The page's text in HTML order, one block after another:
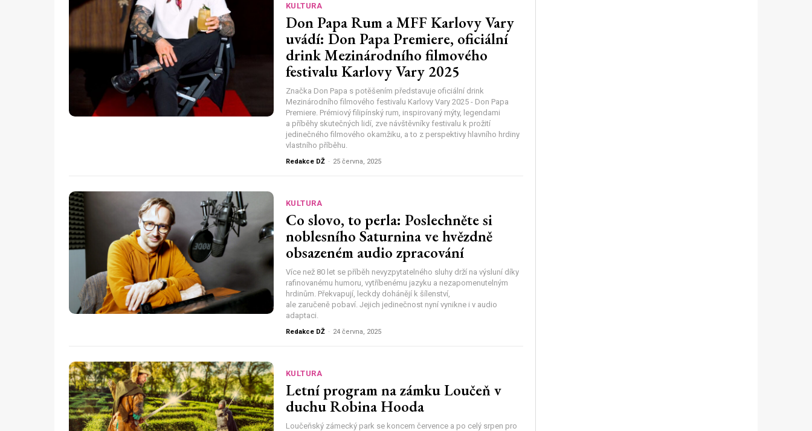
KULTURA
Don Papa Rum a MFF Karlovy Vary
uvádí: Don Papa Premiere, oficiální
drink Mezinárodního filmového
festivalu Karlovy Vary 2025
Značka Don Papa s potěšením představuje oficiální drink
Mezinárodního filmového festivalu Karlovy Vary 2025 - Don Papa
Premiere. Prémiový filipínský rum, inspirovaný mýty, legendami
a příběhy skutečných lidí, zve návštěvníky festivalu k prožití
jedinečného filmového okamžiku, a to z perspektivy hlavního hrdiny
vlastního příběhu.
Redakce DŽ - 25 června, 2025
KULTURA
Co slovo, to perla: Poslechněte si
noblesního Saturnina ve hvězdně
obsazeném audio zpracování
Více než 80 let se příběh nevyzpytatelného sluhy drží na výsluní díky
rafinovanému humoru, vytříbenému jazyku a nezapomenutelným
hrdinům. Překvapují, leckdy dohánějí k šílenství,
ale zaručeně pobaví. Jejich jedinečnost nyní vynikne i v audio
adaptaci.
Redakce DŽ - 24 června, 2025
KULTURA
Letní program na zámku Loučeň v
duchu Robina Hooda
Loučeňský zámecký park se koncem července a po celý srpen pro